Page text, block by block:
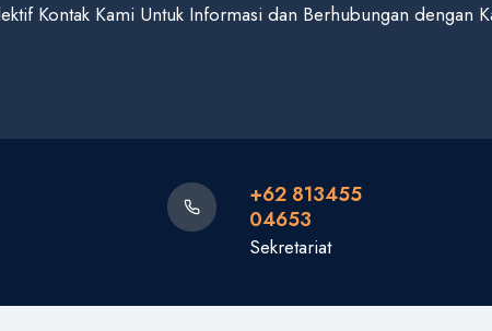
Kontak Kami Untuk Informasi dan Berhubungan dengan
+62 813455
04653
Sekretariat